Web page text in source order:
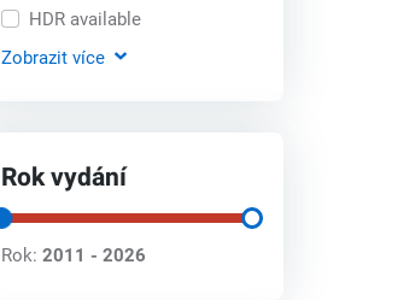
HDR available
Zobrazit více
Rok vydání
Rok:2011 - 2026